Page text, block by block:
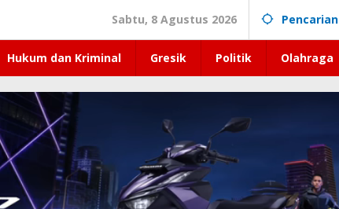
Sabtu, 8 Agustus 2026 Pencarian
Hukum dan Kriminal Gresik Politik Olahraga